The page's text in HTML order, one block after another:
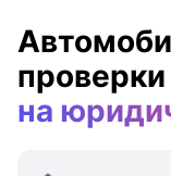
проверки
на